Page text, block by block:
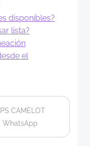
disponibles?
lista?
el
CAMELOT
WhatsApp